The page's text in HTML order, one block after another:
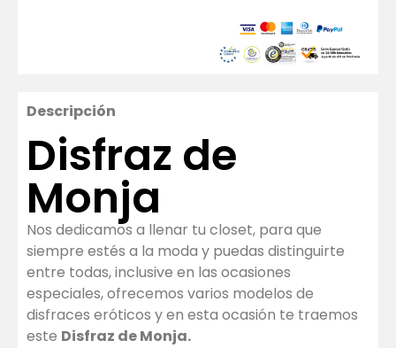
Descripción
Disfraz de
Monja
Nos dedicamos a llenar tu closet, para que
siempre estés a la moda y puedas distinguirte
entre todas, inclusive en las ocasiones
especiales, ofrecemos varios modelos de
disfraces eróticos y en esta ocasión te traemos
este Disfraz de Monja.